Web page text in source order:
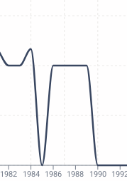
1982 1984 1986 1988 1990